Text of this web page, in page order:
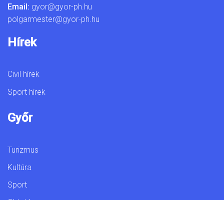
Email: gyor@gyor-ph.hu
polgarmester@gyor-ph.hu
Hírek
Civil hírek
Sport hírek
Győr
Turizmus
Kultúra
Sport